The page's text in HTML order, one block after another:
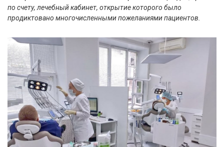
по счету, лечебный кабинет, открытие которого было
продиктовано многочисленными пожеланиями пациентов.